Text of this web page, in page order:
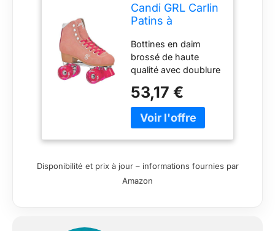
Candi GRL Carlin
Patins à
Patinage
Artistique pour
Femme
Bottines en daim
brossé de haute
qualité avec doublure
rembourrage
confortable de luxe
Bon soutien de la
intermédiaire Châssis
en aluminium de
53,17 €
Disponibilité et prix à jour – informations fournies par
Amazon